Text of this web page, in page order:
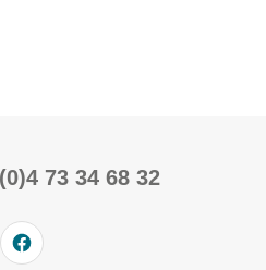
73 34 68 32